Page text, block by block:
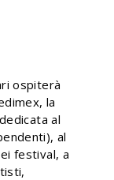
ospiterà
la
al
al
festival, a